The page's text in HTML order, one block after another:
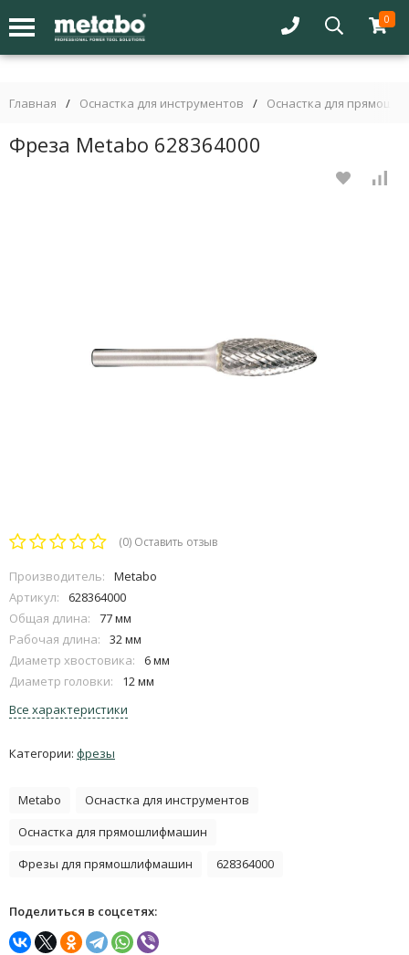
0
Главная / Оснастка для инструментов / Оснастка для
Фреза Metabo 628364000
(0) Оставить отзыв
Производитель:
Metabo
Артикул:
628364000
Общая длина:
77 мм
Рабочая длина:
32 мм
Диаметр хвостовика:
6 мм
Диаметр головки:
12 мм
Все характеристики
Категории: фрезы
Metabo
Оснастка для инструментов
Оснастка для прямошлифмашин
Фрезы для прямошлифмашин
628364000
Поделиться в соцсетях: